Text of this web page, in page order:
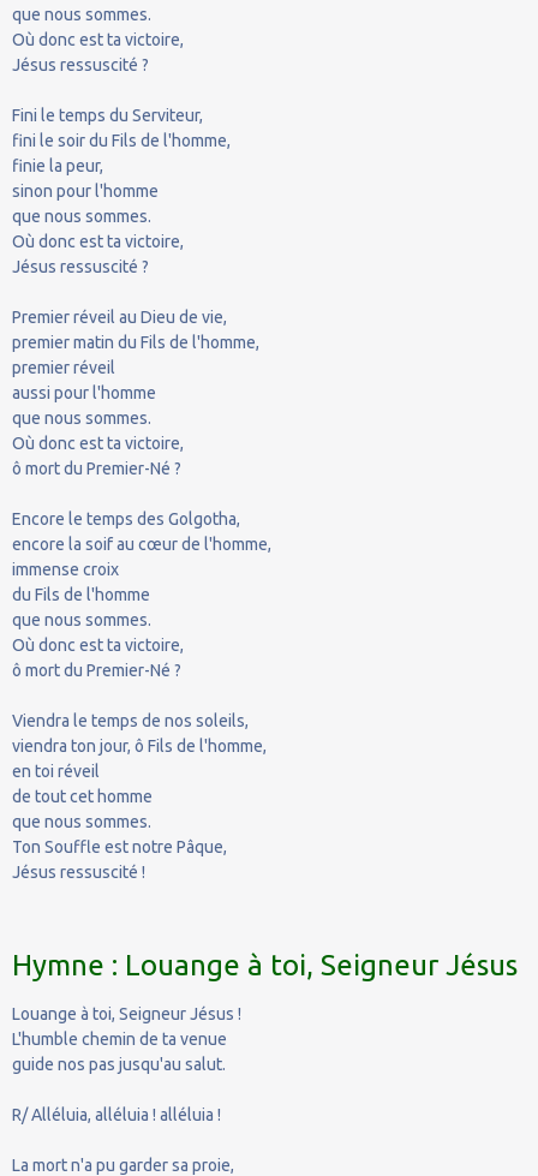
que nous sommes.
Où donc est ta victoire,
Jésus ressuscité ?
Fini le temps du Serviteur,
fini le soir du Fils de l'homme,
finie la peur,
sinon pour l'homme
que nous sommes.
Où donc est ta victoire,
Jésus ressuscité ?
Premier réveil au Dieu de vie,
premier matin du Fils de l'homme,
premier réveil
aussi pour l'homme
que nous sommes.
Où donc est ta victoire,
ô mort du Premier-Né ?
Encore le temps des Golgotha,
encore la soif au cœur de l'homme,
immense croix
du Fils de l'homme
que nous sommes.
Où donc est ta victoire,
ô mort du Premier-Né ?
Viendra le temps de nos soleils,
viendra ton jour, ô Fils de l'homme,
en toi réveil
de tout cet homme
que nous sommes.
Ton Souffle est notre Pâque,
Jésus ressuscité !
Hymne : Louange à toi, Seigneur Jésus
Louange à toi, Seigneur Jésus !
L'humble chemin de ta venue
guide nos pas jusqu'au salut.
R/ Alléluia, alléluia ! alléluia !
La mort n'a pu garder sa proie,